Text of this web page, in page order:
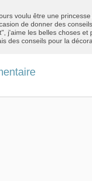
voulu être une
de donner des
j'aime les belles choses
des conseils pour la